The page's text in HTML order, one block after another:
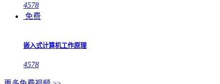
4578
免费
嵌入式计算机工作原理
4578